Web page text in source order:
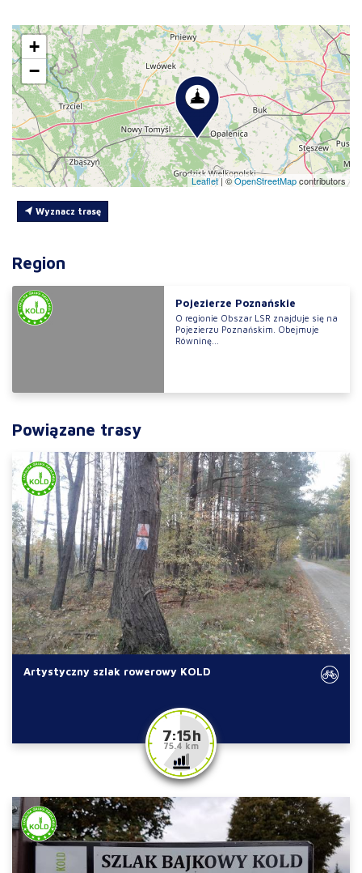
+
−
Leaflet|©OpenStreetMapcontributors
Wyznacz trasę
Region
Pojezierze Poznańskie
O regionie Obszar LSR znajduje się na
Pojezierzu Poznańskim. Obejmuje
Równinę...
Powiązane trasy
Artystyczny szlak rowerowy KOLD
7:15 h
75.4 km